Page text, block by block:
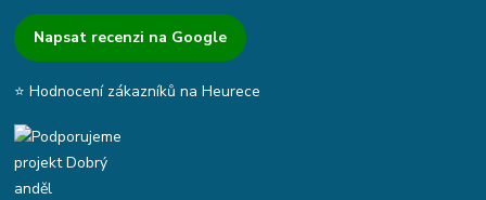
Napsat recenzi na Google
⭐ Hodnocení zákazníků na Heurece